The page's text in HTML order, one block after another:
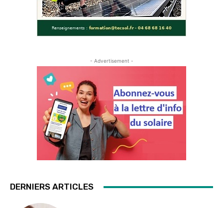
- Advertisement -
DERNIERS ARTICLES